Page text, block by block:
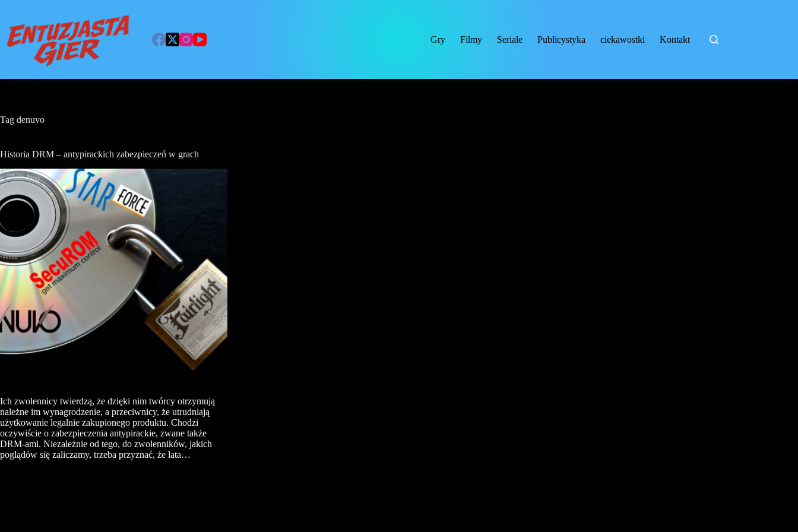
treści
Gry
Filmy Seriale Publicystyka ciekawostki Kontakt
Tag denuvo
Historia DRM – antypirackich zabezpieczeń w grach
Ich zwolennicy twierdzą, że dzięki nim twórcy otrzymują
należne im wynagrodzenie, a przeciwnicy, że utrudniają
użytkowanie legalnie zakupionego produktu. Chodzi
oczywiście o zabezpieczenia antypirackie, zwane także
DRM-ami. Niezależnie od tego, do zwolenników, jakich
poglądów się zaliczamy, trzeba przyznać, że lata…